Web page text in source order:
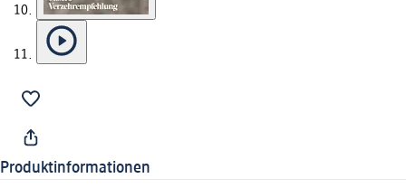
Produktinformationen